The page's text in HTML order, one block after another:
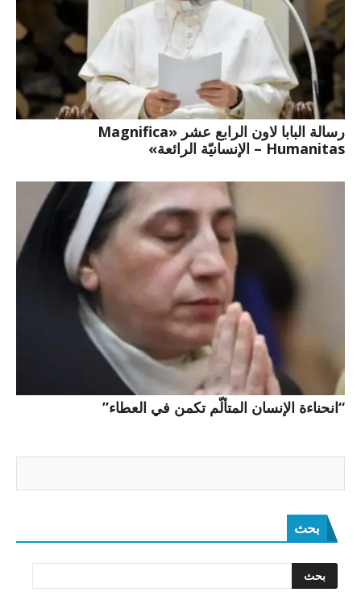
رسالة البابا لاون الرابع عشر «Magnifica
Humanitas – الإنسانيّة الرائعة»
“انحناءة الإنسان المتألّم تكمن في العطاء”
بحث